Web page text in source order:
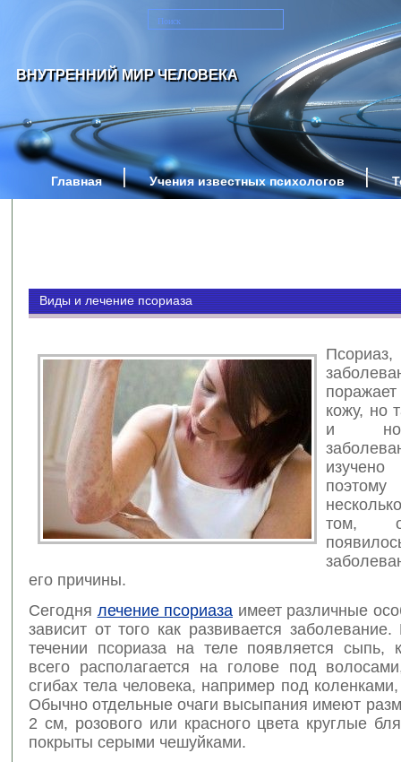
ВНУТРЕННИЙ МИР ЧЕЛОВЕКА
Главная Учения известных психологов
Виды и лечение псориаза
кожу, но
и
том,
его причины.
Сегодня лечение псориаза имеет различные
зависит от того как развивается
течении псориаза на теле появляется сыпь,
всего располагается на голове под
сгибах тела человека, например под
Обычно отдельные очаги высыпания имеют
2 см, розового или красного цвета круглые
покрыты серыми чешуйками.